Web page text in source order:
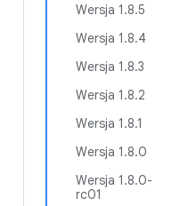
Wersja 1.8.5
Wersja 1.8.4
Wersja 1.8.3
Wersja 1.8.2
Wersja 1.8.1
Wersja 1.8.0
Wersja 1.8.0-
rc01